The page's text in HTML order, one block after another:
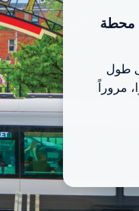
محطة
بطول 5.7 ميل على طول
مروراً